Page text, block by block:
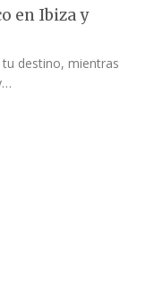
en Ibiza y
destino, mientras